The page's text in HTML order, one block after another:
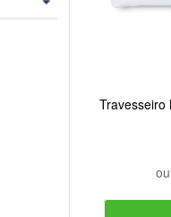
Travesseiro